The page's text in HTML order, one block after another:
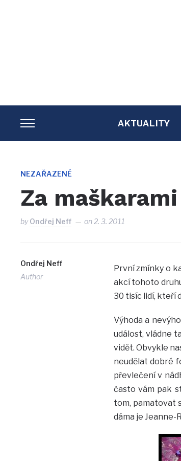
TOGGLE
SIDEBAR
NAVIGATION
AKTUALITY
NEZAŘAZENÉ
Za
byOndřej Neff on2. 3. 2011
Ondřej Neff
Author
První zmínky o
akcí tohoto
30 tisíc lidí, kteří
Výhoda a
událost, vládne
vidět. Obvykle
neudělat dobré
převlečení v
často vám pak
tom, pamatovat
dáma je Jeanne-